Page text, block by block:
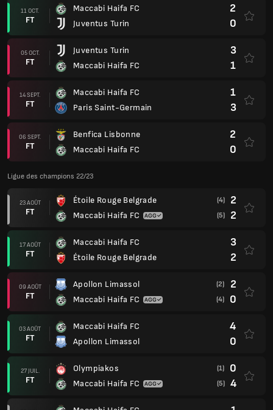
11 OCT.
FT
Maccabi Haifa FC
Juventus Turin
2
0
05 OCT.
FT
Juventus Turin
Maccabi Haifa FC
3
1
14 SEPT.
FT
Maccabi Haifa FC
Paris Saint-Germain
1
3
06 SEPT.
FT
Benfica Lisbonne
Maccabi Haifa FC
2
0
Ligue des champions 22/23
23 AOÛT
FT
Étoile Rouge Belgrade
Maccabi Haifa FC
(4) 2
(5) 2
17 AOÛT
FT
Maccabi Haifa FC
Étoile Rouge Belgrade
3
2
09 AOÛT
FT
Apollon Limassol
Maccabi Haifa FC
(2) 2
(4) 0
03 AOÛT
FT
Maccabi Haifa FC
Apollon Limassol
4
0
27 JUIL.
FT
Olympiakos
Maccabi Haifa FC
(1) 0
(5) 4